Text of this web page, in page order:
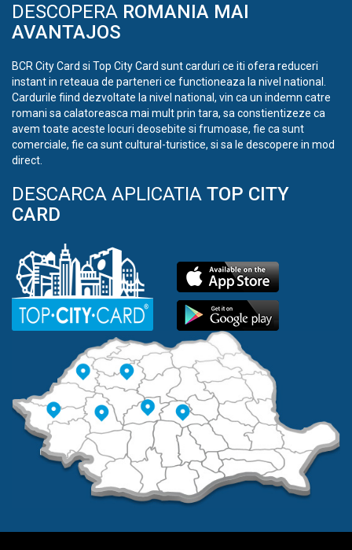
DESCOPERA ROMANIA MAI
AVANTAJOS
BCR City Card si Top City Card sunt carduri ce iti ofera reduceri
instant in reteaua de parteneri ce functioneaza la nivel national.
Cardurile fiind dezvoltate la nivel national, vin ca un indemn catre
romani sa calatoreasca mai mult prin tara, sa constientizeze ca
avem toate aceste locuri deosebite si frumoase, fie ca sunt
comerciale, fie ca sunt cultural-turistice, si sa le descopere in mod
direct.
DESCARCA APLICATIA TOP CITY
CARD